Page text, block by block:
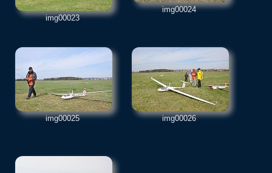
img00023
img00024
img00025 img00026